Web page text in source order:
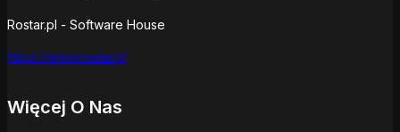
Rostar.pl - Software House
https://www.rostar.pl
Więcej O Nas